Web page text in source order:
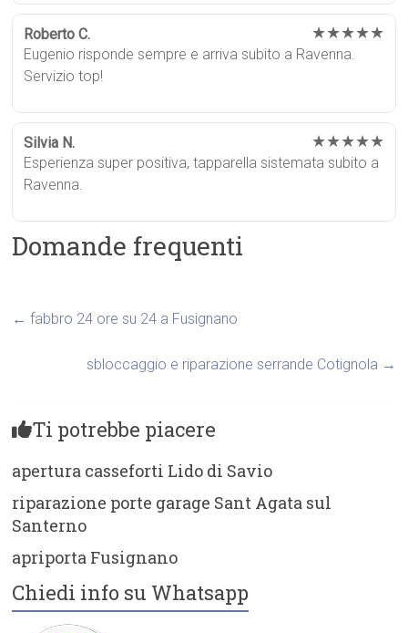
Roberto C. ★★★★★
Eugenio risponde sempre e arriva subito a Ravenna.
Servizio top!
Silvia N. ★★★★★
Esperienza super positiva, tapparella sistemata subito a
Ravenna.
Domande frequenti
← fabbro 24 ore su 24 a Fusignano
sbloccaggio e riparazione serrande Cotignola →
Ti potrebbe piacere
apertura casseforti Lido di Savio
riparazione porte garage Sant Agata sul
Santerno
apriporta Fusignano
Chiedi info su Whatsapp